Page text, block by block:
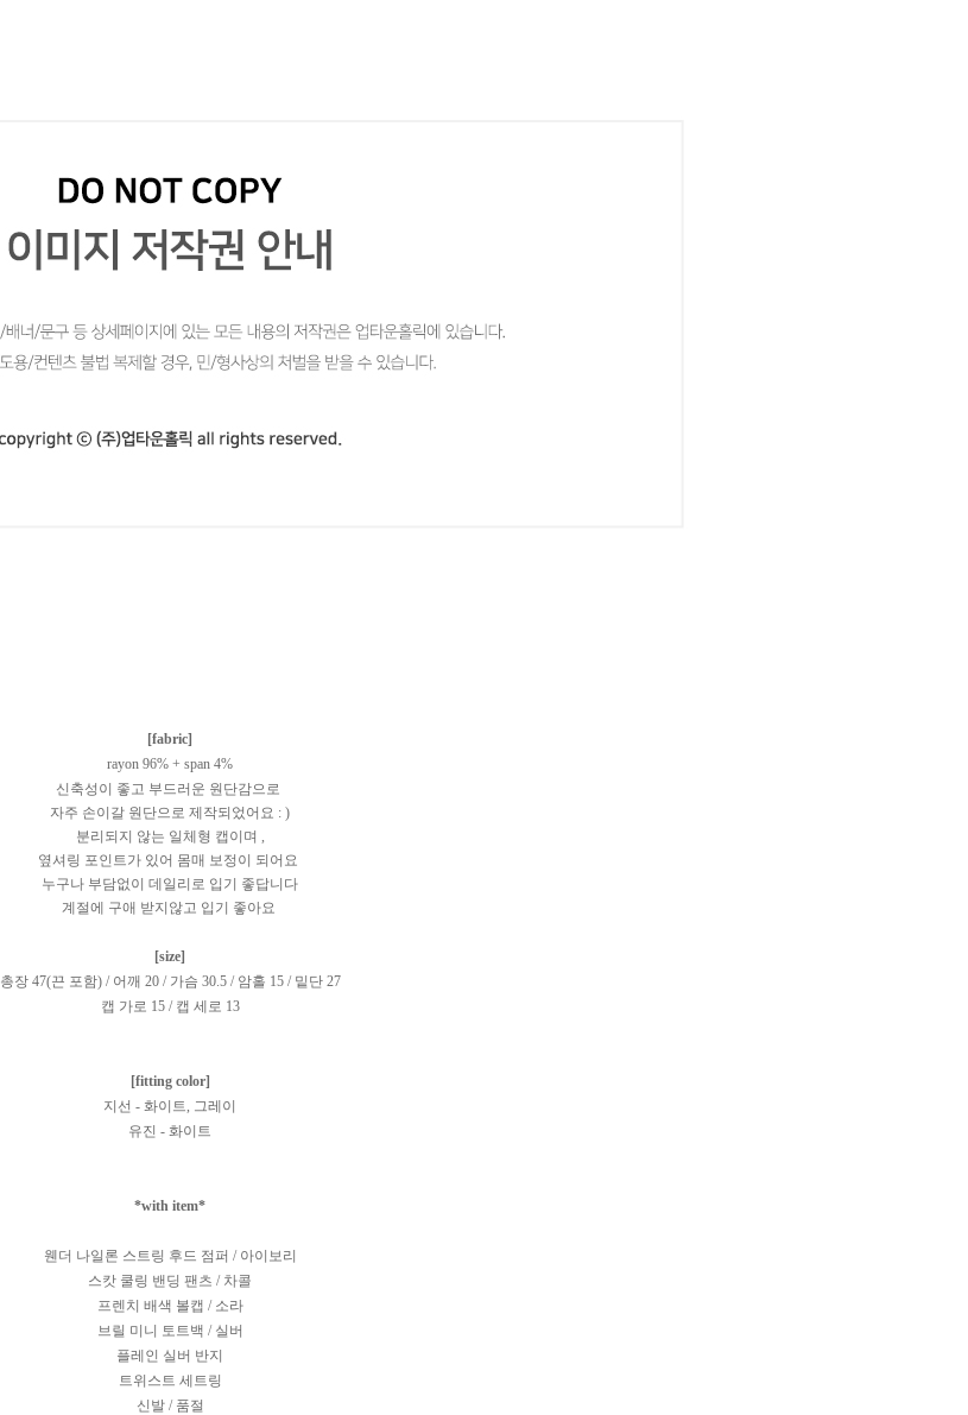
[fabric]
rayon 96% + span 4%
신축성이 좋고 부드러운 원단감으로
자주 손이갈 원단으로 제작되었어요 : )
분리되지 않는 일체형 캡이며 ,
옆셔링 포인트가 있어 몸매 보정이 되어요
누구나 부담없이 데일리로 입기 좋답니다
계절에 구애 받지않고 입기 좋아요
[size]
총장 47(끈 포함) / 어깨 20 / 가슴 30.5 / 암홀 15 / 밑단 27
캡 가로 15 / 캡 세로 13
[fitting color]
지선 - 화이트, 그레이
유진 - 화이트
*with item*
웬더 나일론 스트링 후드 점퍼 / 아이보리
스캇 쿨링 밴딩 팬츠 / 차콜
프렌치 배색 볼캡 / 소라
브릴 미니 토트백 / 실버
플레인 실버 반지
트위스트 세트링
신발 / 품절